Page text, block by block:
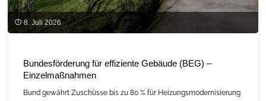
8. Juli 2026
Bundesförderung für effiziente Gebäude (BEG) –
Einzelmaßnahmen
Bund gewährt Zuschüsse bis zu 80 % für Heizungsmodernisierung